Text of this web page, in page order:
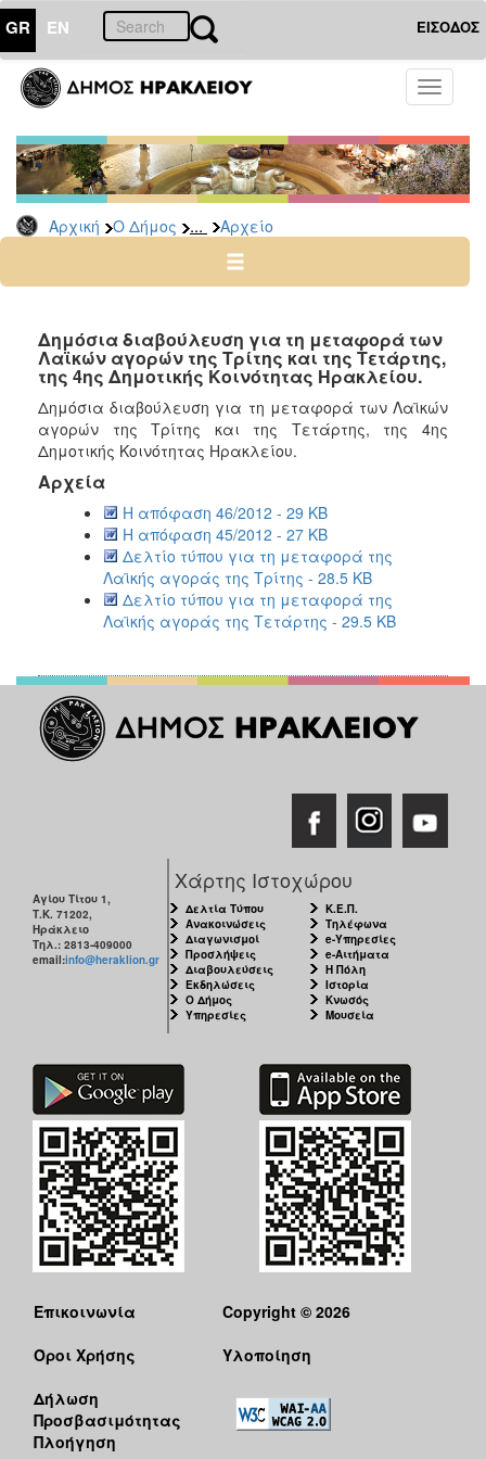
GR EN ΕΙΣΟΔΟΣ
Toggle
Αρχική Ο Δήμος ... Αρχείο
ΔΗΜΟΣ
Δημόσιες
Διαβουλεύσεις
Αρχείο
ΠΟΛΙΤΙΣΜΟΣ
ΑΝΘΕΚΤΙΚΗ
ΠΟΛΗ
Δημόσια διαβούλευση για τη μεταφορά των
Λαϊκών αγορών της Τρίτης και της Τετάρτης,
της 4ης Δημοτικής Κοινότητας Ηρακλείου.
Δημόσια διαβούλευση για τη μεταφορά των Λαϊκών
αγορών της Τρίτης και της Τετάρτης, της 4ης
Δημοτικής Κοινότητας Ηρακλείου.
Αρχεία
Η απόφαση 46/2012 - 29 KB
Η απόφαση 45/2012 - 27 KB
Δελτίο τύπου για τη μεταφορά της
Λαϊκής αγοράς της Τρίτης - 28.5 KB
Δελτίο τύπου για τη μεταφορά της
Λαϊκής αγοράς της Τετάρτης - 29.5 KB
Αγίου Τίτου 1,
Τ.Κ. 71202,
Ηράκλειο
Τηλ.: 2813-409000
email:info@heraklion.gr
Χάρτης Ιστοχώρου
Δελτία Τύπου
Ανακοινώσεις
Διαγωνισμοί
Προσλήψεις
Διαβουλεύσεις
Εκδηλώσεις
Ο Δήμος
Υπηρεσίες
Κ.Ε.Π.
Τηλέφωνα
e-Υπηρεσίες
e-Αιτήματα
Η Πόλη
Ιστορία
Κνωσός
Μουσεία
Επικοινωνία
Όροι Χρήσης
Δήλωση
Προσβασιμότητας
Πλοήγηση
Copyright © 2026
Υλοποίηση